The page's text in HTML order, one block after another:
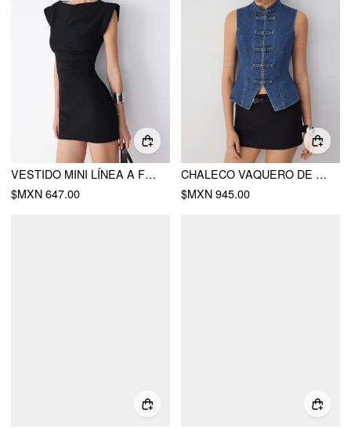
VESTIDO MINI LÍNEA A FRUNCIDO CUELLO BARCO
$MXN 647.00
CHALECO VAQUERO DE CUELLO ALTO CON NUDO
$MXN 945.00